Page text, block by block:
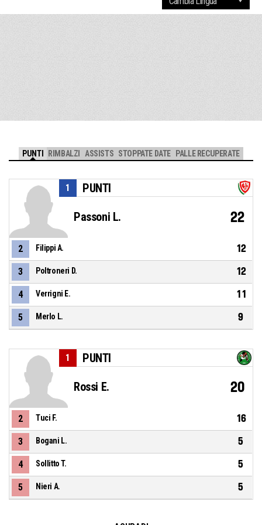
PUNTI RIMBALZI ASSISTS STOPPATE DATE PALLE RECUPERATE
PUNTI
1
Passoni L. 22
2 Filippi A. 12
3 Poltroneri D. 12
4 Verrigni E. 11
5 Merlo L. 9
PUNTI
1
Rossi E. 20
2 Tuci F. 16
3 Bogani L. 5
4 Sollitto T. 5
5 Nieri A. 5